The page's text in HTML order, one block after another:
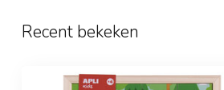
Recent bekeken